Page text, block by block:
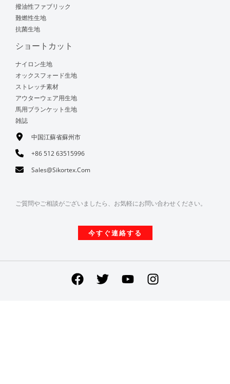
撥油性ファブリック
難燃性生地
抗菌生地
ショートカット
ナイロン生地
オックスフォード生地
ストレッチ素材
アウターウェア用生地
馬用ブランケット生地
雑誌
中国江蘇省蘇州市
+86 512 63515996
Sales@sikortex.com
ご質問やご相談がございましたら、お気軽にお問い合わせください。
今すぐ連絡する